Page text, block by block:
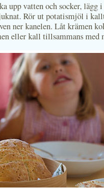
upp vatten och socker, lägg
Rör ut potatismjöl i
ner kanelen. Låt krämen
eller kall tillsammans med